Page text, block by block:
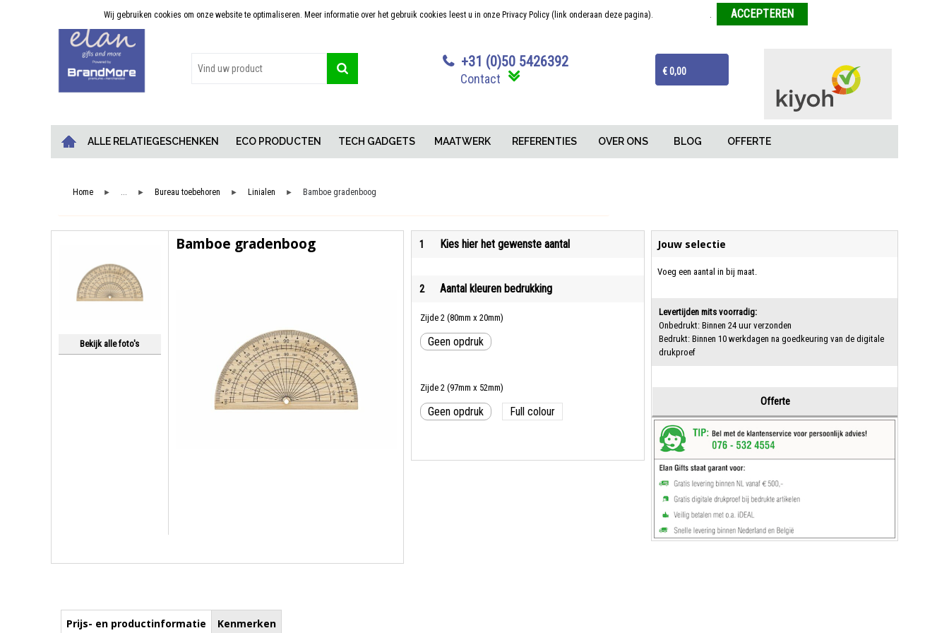
Persoonlijk advies Sterk in maatwerk Concurrerende prijzen Van tekentafel tot eindproduct
€ 0,00
+31 (0)50 5426392
Contact
ALLE RELATIEGESCHENKEN ECO PRODUCTEN TECH GADGETS MAATWERK REFERENTIES OVER ONS BLOG OFFERTE
Home ► ... ► Bureau toebehoren ► Linialen ► Bamboe gradenboog
1 Kies hier het gewenste aantal
2 Aantal kleuren bedrukking
Zijde 2 (80mm x 20mm)
Geen opdruk
Zijde 2 (97mm x 52mm)
Geen opdruk Full colour
Jouw selectie
Voeg een aantal in bij maat.
Levertijden mits voorradig:
Onbedrukt: Binnen 24 uur verzonden
Bedrukt: Binnen 10 werkdagen na goedkeuring van de digitale
drukproef
Offerte
Bekijk alle foto's
Bamboe gradenboog
Prijs- en productinformatie Kenmerken
Wij gebruiken cookies om onze website te optimaliseren. Meer informatie over het gebruik cookies leest u in onze Privacy Policy (link onderaan deze pagina). .